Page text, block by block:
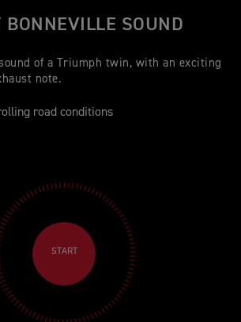
BONNEVILLE SOUND
sound of a Triumph twin, with an exciting
note.
road conditions
START